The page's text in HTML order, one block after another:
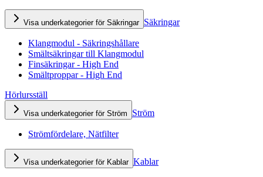
Visa underkategorier för Säkringar Säkringar
Klangmodul - Säkringshållare
Smältsäkringar till Klangmodul
Finsäkringar - High End
Smältproppar - High End
Hörlursställ
Visa underkategorier för Ström Ström
Strömfördelare, Nätfilter
Visa underkategorier för Kablar Kablar